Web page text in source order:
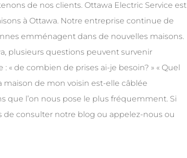
de nos clients. Ottawa Electric Service est
à Ottawa. Notre entreprise continue de
emménagent dans de nouvelles maisons.
plusieurs questions peuvent survenir
de combien de prises ai-je besoin? » « Quel
maison de mon voisin est-elle câblée
que l’on nous pose le plus fréquemment. Si
de consulter notre blog ou appelez-nous ou